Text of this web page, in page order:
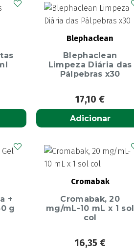
Blephaclean
Blephaclean
Limpeza Diária das
Pálpebras x30
17,10€
Adicionar
+
g
Cromabak
Cromabak, 20
mg/mL-10 mL x 1 sol
col
16,35 €